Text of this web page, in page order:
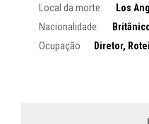
Local da morte: Los
Nacionalidade:
Ocupação Diretor,